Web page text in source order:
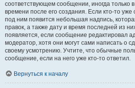
соответствующем сообщении, иногда только
времени после его создания. Если кто-то
под ним появится небольшая надпись,
правок, а также дату и время последней из
появляется, если сообщение редактировал
модератор, хотя они могут сами написать о
своему усмотрению. Учтите, что обычные
сообщение, если на него уже кто-то ответил.
Вернуться к началу